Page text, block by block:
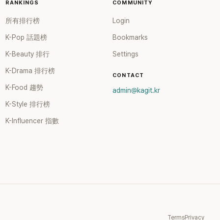
在一
，畫
息爭
事再
豁出
SBS
，再次
表作
，由
傳出
RANKINGS
所有排行榜
K-Pop 話題榜
K-Beauty 排行
K-Drama 排行榜
K-Food 趨勢
K-Style 排行榜
K-Influencer 指數
COMMUNITY
Login
Bookmarks
Settings
CONTACT
admin@kagit.kr
TermsPrivacy